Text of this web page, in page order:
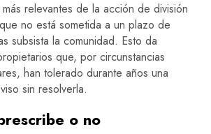
relevantes de la acción de división
no está sometida a un plazo de
subsista la comunidad. Esto da
que, por circunstancias
han tolerado durante años una
sin resolverla.
o no